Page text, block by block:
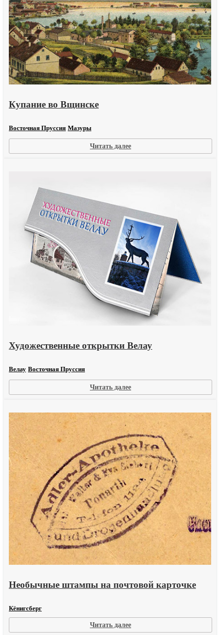
Купание во Вщинске
Восточная Пруссия Мазуры
Читать далее:
Купание
Художественные открытки Велау
Велау Восточная Пруссия
Читать далее:
Художественные
Велау
Необычные штампы на почтовой карточке
Кёнигсберг
Читать далее:
Необычные